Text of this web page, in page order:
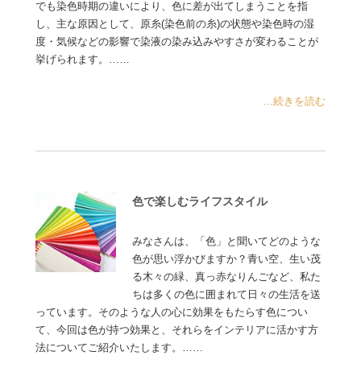
でも染色時期の違いにより、色に差が出てしまうことを指
し、主な原因として、原糸(染色前の糸)の状態や染色時の湿
度・気候などの影響で染液の染み込みやすさが変わることが
挙げられます。……
...続きを読む
色で楽しむライフスタイル
みなさんは、「色」と聞いてどのような
色が思い浮かびますか？青い空、生い茂
る木々の緑、真っ赤なりんごなど、私た
ちは多くの色に囲まれて日々の生活を送
っています。そのような人の心に効果をもたらす色につい
て、今回は色が持つ効果と、それらをインテリアに活かす方
法についてご紹介いたします。……